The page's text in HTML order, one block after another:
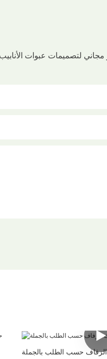
حسب الطلب بالجملة